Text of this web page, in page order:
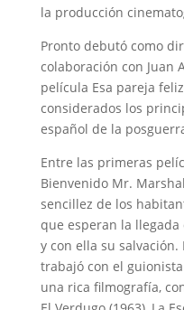
la producción
Pronto debutó como
colaboración con Juan
película Esa pareja
considerados los
español de la
Entre las primeras
Bienvenido Mr.
sencillez de los
que esperan la
y con ella su
trabajó con el
una rica filmografía,